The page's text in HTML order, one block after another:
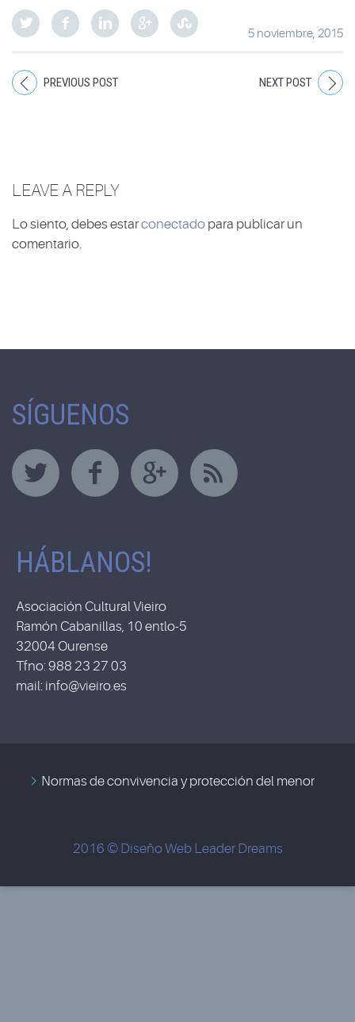
5 noviembre, 2015
PREVIOUS POST NEXT POST
LEAVE A REPLY
Lo siento, debes estarconectado para publicar un
comentario.
SÍGUENOS
HÁBLANOS!
Asociación Cultural Vieiro
Ramón Cabanillas, 10 entlo-5
32004 Ourense
Tfno: 988 23 27 03
mail: info@vieiro.es
Normas de convivencia y protección del menor
2016 © Diseño Web Leader Dreams